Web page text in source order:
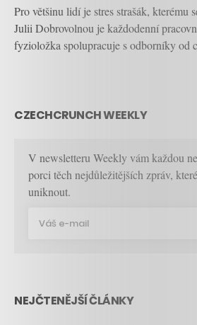
Pro většinu lidí je stres strašák, kterému
Julii Dobrovolnou je každodenní
fyzioložka spolupracuje s odborníky od
CZECHCRUNCH WEEKLY
V newsletteru Weekly vám každou
porci těch nejdůležitějších zpráv,
uniknout.
NEJČTENĚJŠÍ ČLÁNKY